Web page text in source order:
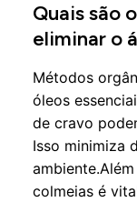
Quais são
eliminar o
Métodos
óleos
de cravo
Isso minimiza
colmeias é